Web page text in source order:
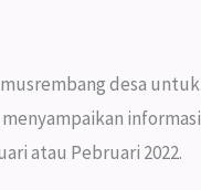
desa untuk
informasi
atau Pebruari 2022.